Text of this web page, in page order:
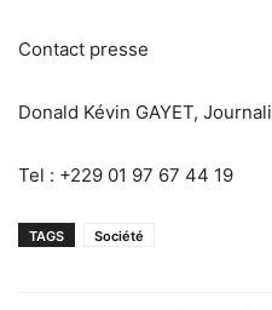
Contact presse
Donald Kévin GAYET,
Tel : +229 01 97 67 44 19
TAGS Société